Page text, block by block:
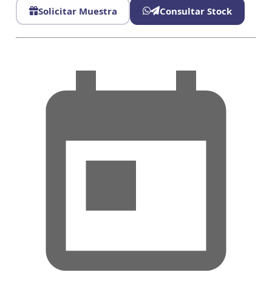
Solicitar Muestra Consultar Stock